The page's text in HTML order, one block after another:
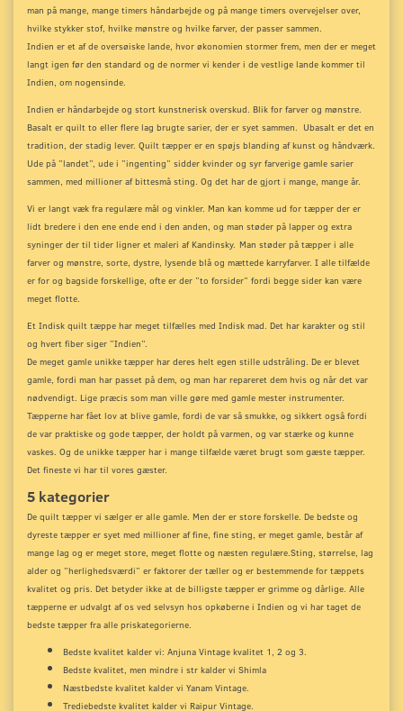
man på mange, mange timers håndarbejde og på mange timers overvejelser over,
hvilke stykker stof, hvilke mønstre og hvilke farver, der passer sammen.
Indien er et af de oversøiske lande, hvor økonomien stormer frem, men der er meget
langt igen før den standard og de normer vi kender i de vestlige lande kommer til
Indien, om nogensinde.
Indien er håndarbejde og stort kunstnerisk overskud. Blik for farver og mønstre.
Basalt er quilt to eller flere lag brugte sarier, der er syet sammen. Ubasalt er det en
tradition, der stadig lever. Quilt tæpper er en spøjs blanding af kunst og håndværk.
Ude på ”landet”, ude i ”ingenting” sidder kvinder og syr farverige gamle sarier
sammen, med millioner af bittesmå sting. Og det har de gjort i mange, mange år.
Vi er langt væk fra regulære mål og vinkler. Man kan komme ud for tæpper der er
lidt bredere i den ene ende end i den anden, og man støder på lapper og extra
syninger der til tider ligner et maleri af Kandinsky. Man støder på tæpper i alle
farver og mønstre, sorte, dystre, lysende blå og mættede karryfarver. I alle tilfælde
er for og bagside forskellige, ofte er der ”to forsider” fordi begge sider kan være
meget flotte.
Et Indisk quilt tæppe har meget tilfælles med Indisk mad. Det har karakter og stil
og hvert fiber siger ”Indien”.
De meget gamle unikke tæpper har deres helt egen stille udstråling. De er blevet
gamle, fordi man har passet på dem, og man har repareret dem hvis og når det var
nødvendigt. Lige præcis som man ville gøre med gamle mester instrumenter.
Tæpperne har fået lov at blive gamle, fordi de var så smukke, og sikkert også fordi
de var praktiske og gode tæpper, der holdt på varmen, og var stærke og kunne
vaskes. Og de unikke tæpper har i mange tilfælde været brugt som gæste tæpper.
Det fineste vi har til vores gæster.
5 kategorier
De quilt tæpper vi sælger er alle gamle. Men der er store forskelle. De bedste og
dyreste tæpper er syet med millioner af fine, fine sting, er meget gamle, består af
mange lag og er meget store, meget flotte og næsten regulære.Sting, størrelse, lag
alder og ”herlighedsværdi” er faktorer der tæller og er bestemmende for tæppets
kvalitet og pris. Det betyder ikke at de billigste tæpper er grimme og dårlige. Alle
tæpperne er udvalgt af os ved selvsyn hos opkøberne i Indien og vi har taget de
bedste tæpper fra alle priskategorierne.
Bedste kvalitet kalder vi: Anjuna Vintage kvalitet 1, 2 og 3.
Bedste kvalitet, men mindre i str kalder vi Shimla
Næstbedste kvalitet kalder vi Yanam Vintage.
Trediebedste kvalitet kalder vi Raipur Vintage.